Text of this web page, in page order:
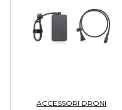
ACCESSORI DRONI